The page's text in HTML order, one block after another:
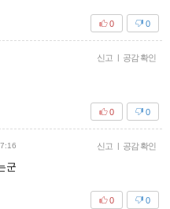
0
0
신고 | 공감 확인
0
0
신고 | 공감 확인
군
0
0